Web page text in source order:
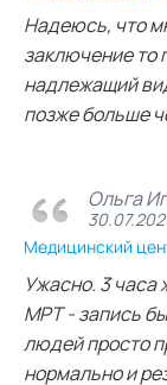
Надеюсь, что
заключение то
надлежащий
позже больше
Ольга
Медицинский
Ужасно. 3 часа
МРТ - запись
людей просто
нормально и